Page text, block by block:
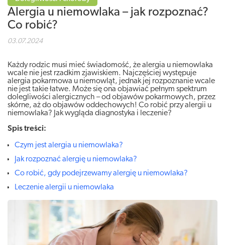
Alergia u niemowlaka – jak rozpoznać?
Co robić?
03.07.2024
Każdy rodzic musi mieć świadomość, że alergia u niemowlaka
wcale nie jest rzadkim zjawiskiem. Najczęściej występuje
alergia pokarmowa u niemowląt, jednak jej rozpoznanie wcale
nie jest takie łatwe. Może się ona objawiać pełnym spektrum
dolegliwości alergicznych – od objawów pokarmowych, przez
skórne, aż do objawów oddechowych! Co robić przy alergii u
niemowlaka? Jak wygląda diagnostyka i leczenie?
Spis treści:
Czym jest alergia u niemowlaka?
Jak rozpoznać alergię u niemowlaka?
Co robić, gdy podejrzewamy alergię u niemowlaka?
Leczenie alergii u niemowlaka